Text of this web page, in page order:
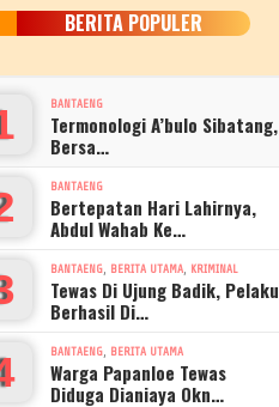
BERITA POPULER
BANTAENG
Termonologi A’bulo Sibatang,
Bersa…
BANTAENG
Bertepatan Hari Lahirnya,
Abdul Wahab Ke…
BANTAENG, BERITA UTAMA, KRIMINAL
Tewas Di Ujung Badik, Pelaku
Berhasil Di…
BANTAENG, BERITA UTAMA
Warga Papanloe Tewas
Diduga Dianiaya Okn…